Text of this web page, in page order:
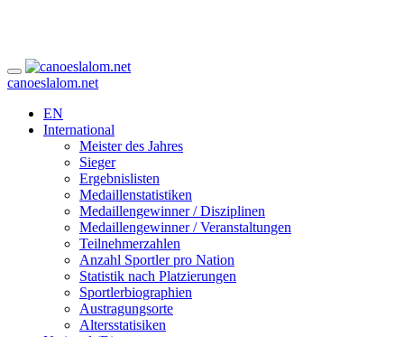
canoeslalom.net
EN
International
Meister des Jahres
Sieger
Ergebnislisten
Medaillenstatistiken
Medaillengewinner / Disziplinen
Medaillengewinner / Veranstaltungen
Teilnehmerzahlen
Anzahl Sportler pro Nation
Statistik nach Platzierungen
Sportlerbiographien
Austragungsorte
Altersstatisiken